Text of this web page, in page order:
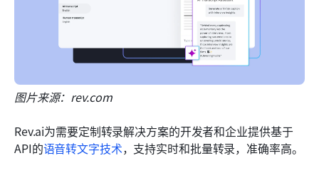
图片来源：rev.com
Rev.ai为需要定制转录解决方案的开发者和企业提供基于
API的语音转文字技术，支持实时和批量转录，准确率高。